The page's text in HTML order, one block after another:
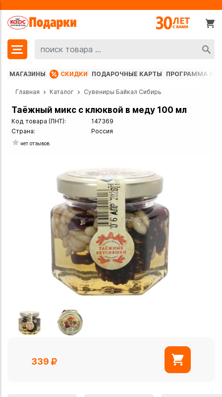
МАГАЗИНЫ СКИДКИ ПОДАРОЧНЫЕ КАРТЫ ПРОГРАММА
Главная Каталог Сувениры Байкал Сибирь
Таёжный микс с клюквой в меду 100 мл
Код товара (ПНТ):
147369
Страна:
Россия
нет отзывов
339